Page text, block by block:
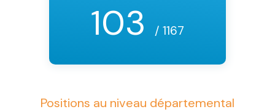
103 / 1167
Positions au niveau départemental